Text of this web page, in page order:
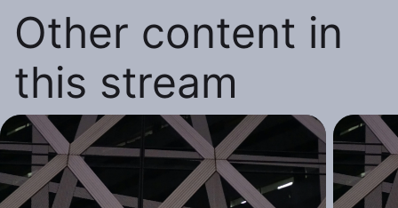
Other content in
this stream